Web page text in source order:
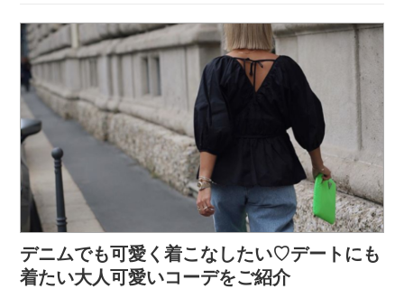
デニムでも可愛く着こなしたい♡デートにも
着たい大人可愛いコーデをご紹介